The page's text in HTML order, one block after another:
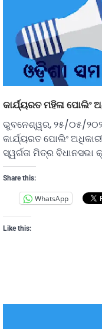
କାର୍ଯ୍ୟରତ ମହିଳା ପୋଲିଂ
ଭୁବନେଶ୍ୱର, ୨୫/୦୫/
କାର୍ଯ୍ୟରତ ପୋଲିଂ
ସ୍ୱର୍ଗତା ମିତ୍ର
Share this:
WhatsApp
Like this: